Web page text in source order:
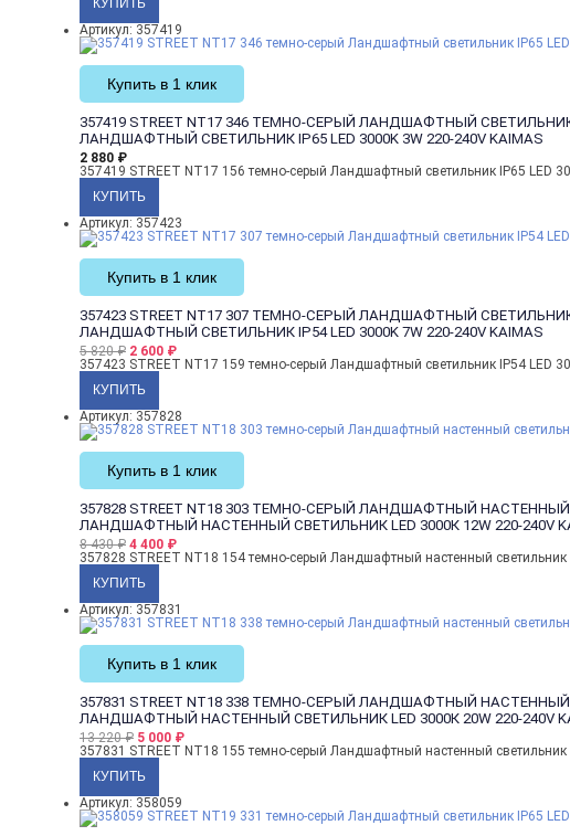
Артикул: 357419
Купить в 1 клик
357419 STREET NT17 346 ТЕМНО-СЕРЫЙ ЛАНДШАФТНЫЙ СВЕТИЛЬНИК
ЛАНДШАФТНЫЙ СВЕТИЛЬНИК IP65 LED 3000K 3W 220-240V KAIMAS
2 880 ₽
357419 STREET NT17 156 темно-серый Ландшафтный светильник IP65 LED
Артикул: 357423
Купить в 1 клик
357423 STREET NT17 307 ТЕМНО-СЕРЫЙ ЛАНДШАФТНЫЙ СВЕТИЛЬНИК
ЛАНДШАФТНЫЙ СВЕТИЛЬНИК IP54 LED 3000K 7W 220-240V KAIMAS
5 820₽ 2 600 ₽
357423 STREET NT17 159 темно-серый Ландшафтный светильник IP54 LED
Артикул: 357828
Купить в 1 клик
357828 STREET NT18 303 ТЕМНО-СЕРЫЙ ЛАНДШАФТНЫЙ НАСТЕННЫЙ
ЛАНДШАФТНЫЙ НАСТЕННЫЙ СВЕТИЛЬНИК LED 3000К 12W 220-240V
8 430₽ 4 400 ₽
357828 STREET NT18 154 темно-серый Ландшафтный настенный светильник
Артикул: 357831
Купить в 1 клик
357831 STREET NT18 338 ТЕМНО-СЕРЫЙ ЛАНДШАФТНЫЙ НАСТЕННЫЙ
ЛАНДШАФТНЫЙ НАСТЕННЫЙ СВЕТИЛЬНИК LED 3000К 20W 220-240V
13 220₽ 5 000 ₽
357831 STREET NT18 155 темно-серый Ландшафтный настенный светильник
Артикул: 358059